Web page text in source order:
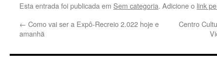
Esta entrada foi publicada em Sem categoria. Adicione o link
← Como vai ser a Expô-Recreio 2.022 hoje e
amanhã
Centro